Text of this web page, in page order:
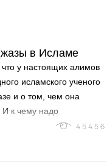
в Исламе
у настоящих алимов
исламского ученого
и о том, чем она
И к чему надо
45456